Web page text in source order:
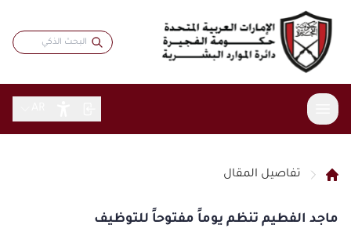
نبذة عامة
الخدمات
تفاصيل المقال
ماجد الفطيم تنظم يوماً مفتوحاً للتوظيف